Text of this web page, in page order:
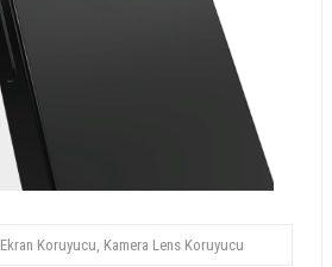
Ekran Koruyucu, Kamera Lens Koruyucu